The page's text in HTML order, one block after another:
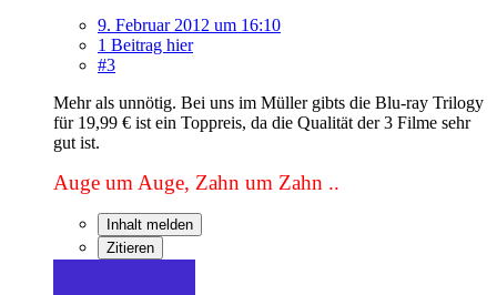
9. Februar 2012 um 16:10
1 Beitrag hier
#3
Mehr als unnötig. Bei uns im Müller gibts die Blu-ray Trilogy
für 19,99 € ist ein Toppreis, da die Qualität der 3 Filme sehr
gut ist.
Auge um Auge, Zahn um Zahn ..
Inhalt melden
Zitieren